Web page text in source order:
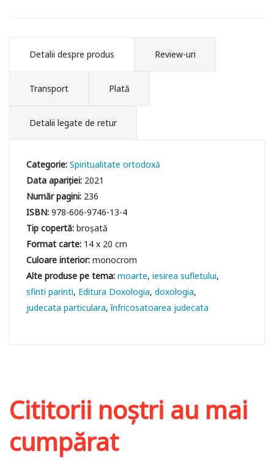
Detalii despre produs Review-uri
Transport Plată
Detalii legate de retur
Categorie:Spiritualitate ortodoxă
Data apariției: 2021
Număr pagini: 236
ISBN:978-606-9746-13-4
Tip copertă:broșată
Format carte: 14 x 20 cm
Culoare interior:monocrom
moarte iesirea sufletului
sfinti parinti Editura Doxologia doxologia
judecata particulara înfricosatoarea judecata
Cititorii noștri au mai
cumpărat